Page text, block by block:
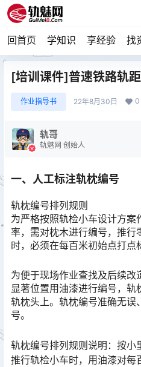
回首页 学知识 享经验 找
[培训课件]普速铁路轨
作业指导书 22年8月30日 0
轨哥
轨魅网 创始人
一、人工标注轨枕编号
轨枕编号排列规则
为严格按照轨检小车设计方案
率，需对枕木进行编号，推行
时，必须在每百米初始点打点
为便于现场作业查找及后续
显著位置用油漆进行编号，
轨枕头上。轨枕编号准确无误
号。
轨枕编号排列规则说明：按小
推行轨检小车时，用油漆对每